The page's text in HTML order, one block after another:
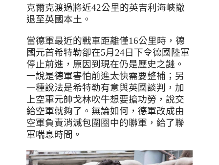
克爾克渡過將近42公里的英吉利海峽撤
退至英國本土。
當德軍最近的戰車距離僅16公里時，德
國元首希特勒卻在5月 24日下令德國陸軍
停止前進，原因到現在仍是歷史之謎。
一說是德軍害怕前進太快需要整補；另
一種說法是希特勒有意與英國談判，加
上空軍元帥戈林吹牛想要搶功勞，說交
給空軍就夠了。無論如何，德軍改成由
空軍負責消滅包圍圈中的聯軍，給了聯
軍喘息時間。